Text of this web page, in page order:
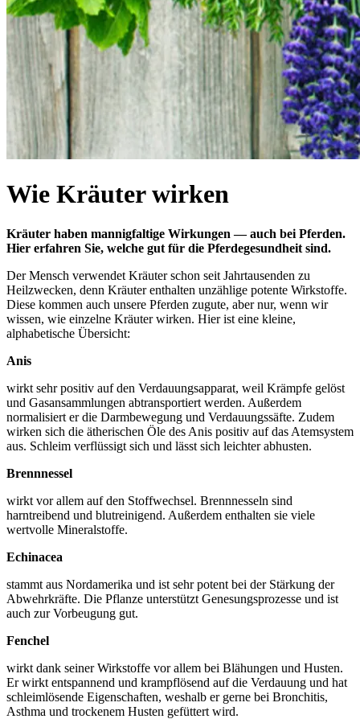
Wie Kräuter wirken
Kräuter haben mannigfaltige Wirkungen — auch bei Pferden.
Hier erfahren Sie, welche gut für die Pferdegesundheit sind.
Der Mensch verwendet Kräuter schon seit Jahrtausenden zu
Heilzwecken, denn Kräuter enthalten unzählige potente Wirkstoffe.
Diese kommen auch unsere Pferden zugute, aber nur, wenn wir
wissen, wie einzelne Kräuter wirken. Hier ist eine kleine,
alphabetische Übersicht:
Anis
wirkt sehr positiv auf den Verdauungsapparat, weil Krämpfe gelöst
und Gasansammlungen abtransportiert werden. Außerdem
normalisiert er die Darmbewegung und Verdauungssäfte. Zudem
wirken sich die ätherischen Öle des Anis positiv auf das Atemsystem
aus. Schleim verflüssigt sich und lässt sich leichter abhusten.
Brennnessel
wirkt vor allem auf den Stoffwechsel. Brennnesseln sind
harntreibend und blutreinigend. Außerdem enthalten sie viele
wertvolle Mineralstoffe.
Echinacea
stammt aus Nordamerika und ist sehr potent bei der Stärkung der
Abwehrkräfte. Die Pflanze unterstützt Genesungsprozesse und ist
auch zur Vorbeugung gut.
Fenchel
wirkt dank seiner Wirkstoffe vor allem bei Blähungen und Husten.
Er wirkt entspannend und krampflösend auf die Verdauung und hat
schleimlösende Eigenschaften, weshalb er gerne bei Bronchitis,
Asthma und trockenem Husten gefüttert wird.